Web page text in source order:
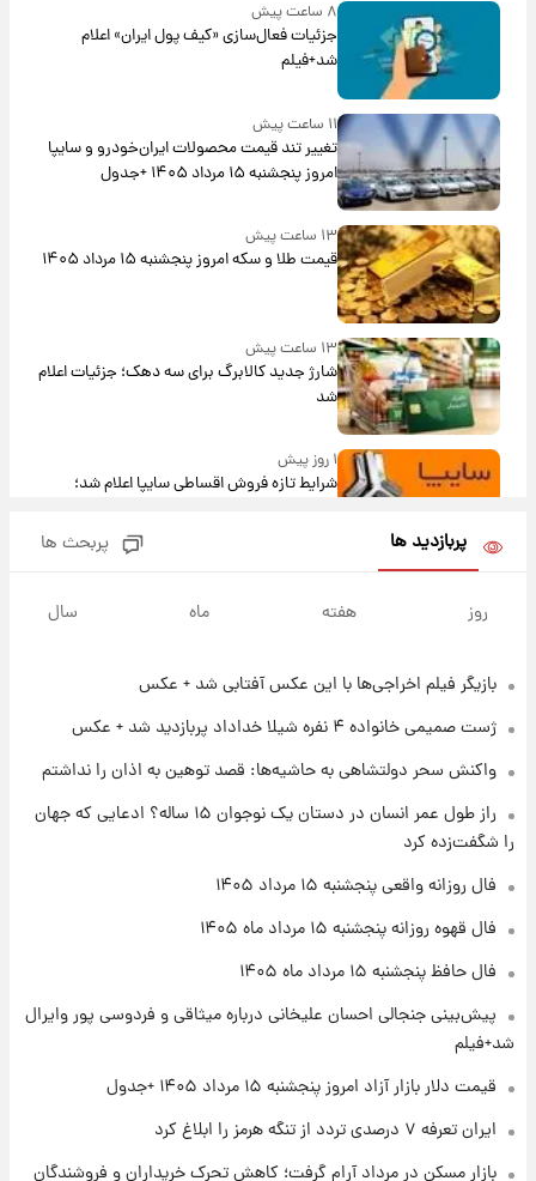
۸ ساعت پیش
جزئیات فعال‌سازی «کیف پول ایران» اعلام
شد+فیلم
۱۱ ساعت پیش
تغییر تند قیمت محصولات ایران‌خودرو و سایپا
امروز پنجشنبه ۱۵ مرداد ۱۴۰۵ +جدول
۱۳ ساعت پیش
قیمت طلا و سکه امروز پنجشنبه ۱۵ مرداد ۱۴۰۵
۱۳ ساعت پیش
شارژ جدید کالابرگ برای سه دهک؛ جزئیات اعلام
شد
۱ روز پیش
شرایط تازه فروش اقساطی سایپا اعلام شد؛
قیمت سکه و طلا فردا
۱۹ ساعت پیش
فال قهوه روزانه پنجشنبه ۱۵ مرداد ماه ۱۴۰۵
فال روزانه واقعی پنجشنبه ۱۵ مرداد ۱۴۰۵
۱ روز پیش
۱ روز پیش
پربازدید ها پربحث ها
روز هفته ماه سال
بازیگر فیلم اخراجی‌ها با این عکس آفتابی شد + عکس
ژست صمیمی خانواده ۴ نفره شیلا خداداد پربازدید شد + عکس
واکنش سحر دولتشاهی به حاشیه‌ها: قصد توهین به اذان را نداشتم
راز طول عمر انسان در دستان یک نوجوان ۱۵ ساله؟ ادعایی که جهان
را شگفت‌زده کرد
فال روزانه واقعی پنجشنبه ۱۵ مرداد ۱۴۰۵
فال قهوه روزانه پنجشنبه ۱۵ مرداد ماه ۱۴۰۵
فال حافظ پنجشنبه ۱۵ مرداد ماه ۱۴۰۵
پیش‌بینی جنجالی احسان علیخانی درباره میثاقی و فردوسی پور وایرال
شد+فیلم
قیمت دلار بازار آزاد امروز پنجشنبه ۱۵ مرداد ۱۴۰۵ +جدول
ایران تعرفه ۷ درصدی تردد از تنگه هرمز را ابلاغ کرد
بازار مسکن در مرداد آرام گرفت؛ کاهش تحرک خریداران و فروشندگان